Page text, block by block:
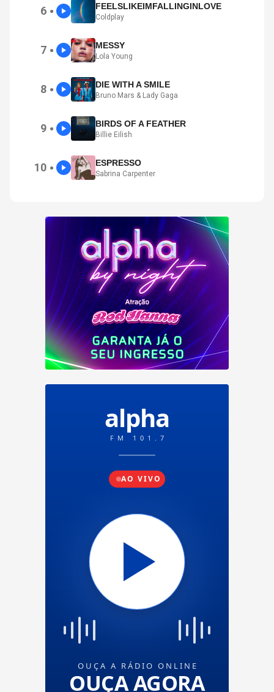
6 ● FEELSLIKEIMFALLINGINLOVE
Coldplay
7 ● MESSY
Lola Young
8 ● DIE WITH A SMILE
Bruno Mars & Lady Gaga
9 ● BIRDS OF A FEATHER
Billie Eilish
10 ● ESPRESSO
Sabrina Carpenter